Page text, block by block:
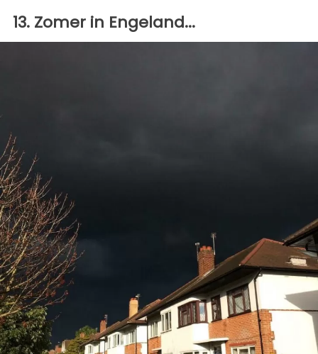
13. Zomer in Engeland...